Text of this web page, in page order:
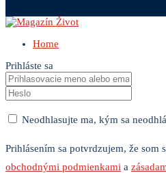
Home
Prihláste sa
Neodhlasujte ma, kým sa
Prihlásením sa potvrdzujem, že som
obchodnými podmienkami a